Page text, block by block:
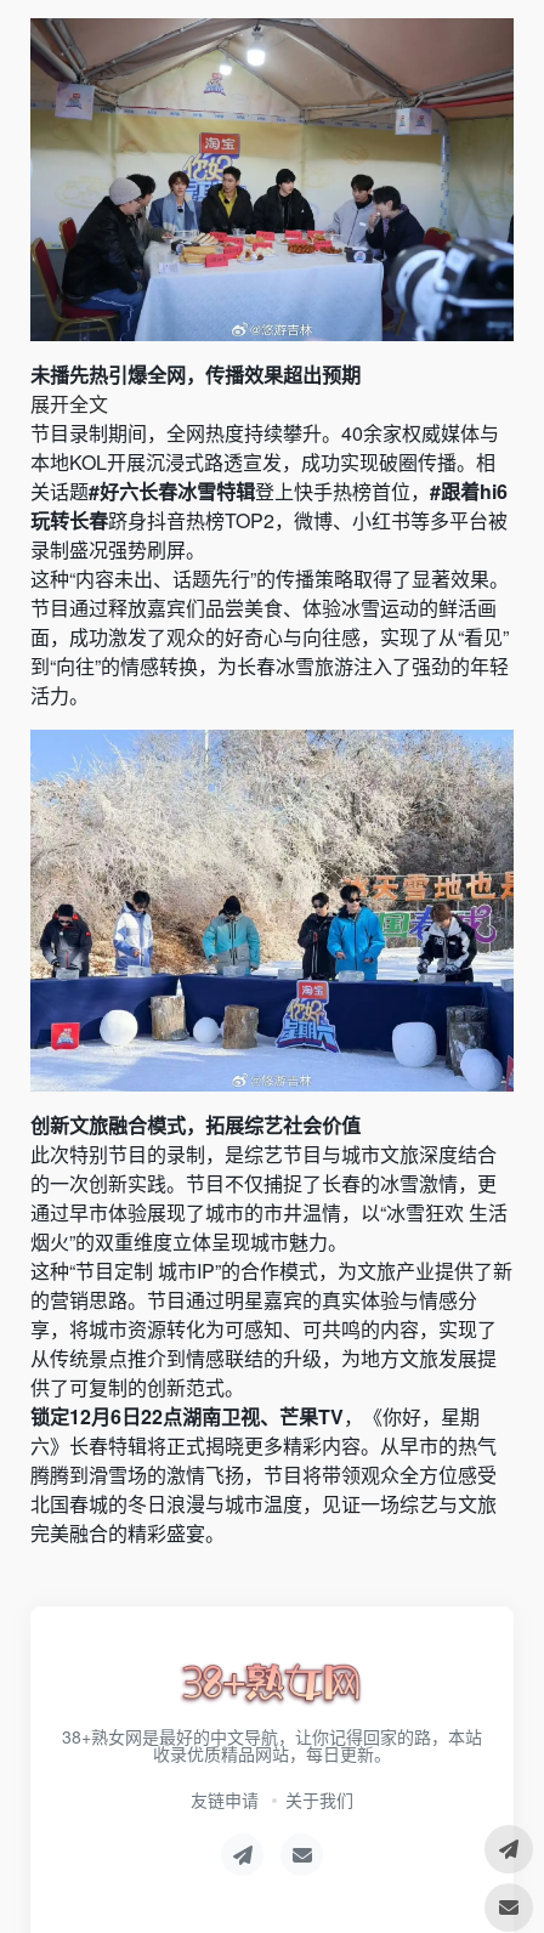
未播先热引爆全网，传播效果超出预期
展开全文
节目录制期间，全网热度持续攀升。40余家权威媒体与
本地KOL开展沉浸式路透宣发，成功实现破圈传播。相
关话题#好六长春冰雪特辑登上快手热榜首位， #跟着hi6
玩转长春跻身抖音热榜TOP2，微博、小红书等多平台被
录制盛况强势刷屏。
这种“内容未出、话题先行”的传播策略取得了显著效果。
节目通过释放嘉宾们品尝美食、体验冰雪运动的鲜活画
面，成功激发了观众的好奇心与向往感，实现了从“看见”
到“向往”的情感转换，为长春冰雪旅游注入了强劲的年轻
活力。
创新文旅融合模式，拓展综艺社会价值
此次特别节目的录制，是综艺节目与城市文旅深度结合
的一次创新实践。节目不仅捕捉了长春的冰雪激情，更
通过早市体验展现了城市的市井温情，以“冰雪狂欢 生活
烟火”的双重维度立体呈现城市魅力。
这种“节目定制 城市IP”的合作模式，为文旅产业提供了新
的营销思路。节目通过明星嘉宾的真实体验与情感分
享，将城市资源转化为可感知、可共鸣的内容，实现了
从传统景点推介到情感联结的升级，为地方文旅发展提
供了可复制的创新范式。
锁定12月6日22点湖南卫视、芒果TV，《你好，星期
六》长春特辑将正式揭晓更多精彩内容。从早市的热气
腾腾到滑雪场的激情飞扬，节目将带领观众全方位感受
北国春城的冬日浪漫与城市温度，见证一场综艺与文旅
完美融合的精彩盛宴。
38+熟女网是最好的中文导航，让你记得回家的路，本站
收录优质精品网站，每日更新。
友链申请
关于我们